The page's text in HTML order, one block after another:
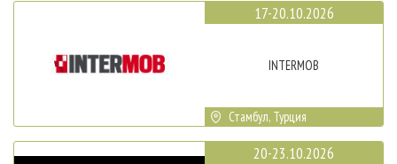
17-20.10.2026
INTERMOB
Стамбул, Турция
20-23.10.2026